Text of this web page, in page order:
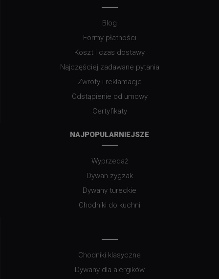
Blog
Formy płatności
Koszt i czas dostawy
Najczęściej zadawane pytania
Zwroty i reklamacje
Odstąpienie od umowy
Certyfikaty
NAJPOPULARNIEJSZE
Wyprzedaż
Dywan zygzak
Dywany tureckie
Chodniki do kuchni
Chodniki klasyczne
Dywany dla alergików